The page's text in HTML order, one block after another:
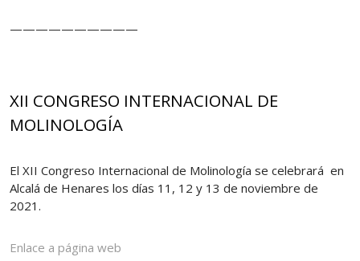
——————————
XII CONGRESO INTERNACIONAL DE
MOLINOLOGÍA
El XII Congreso Internacional de Molinología se celebrará en
Alcalá de Henares los días 11, 12 y 13 de noviembre de
2021.
Enlace a página web